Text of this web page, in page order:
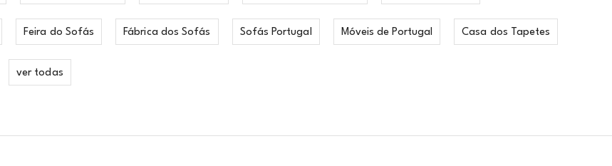
Feira do Sofás Fábrica dos Sofás Sofás Portugal Móveis de Portugal Casa dos Tapetes
ver todas